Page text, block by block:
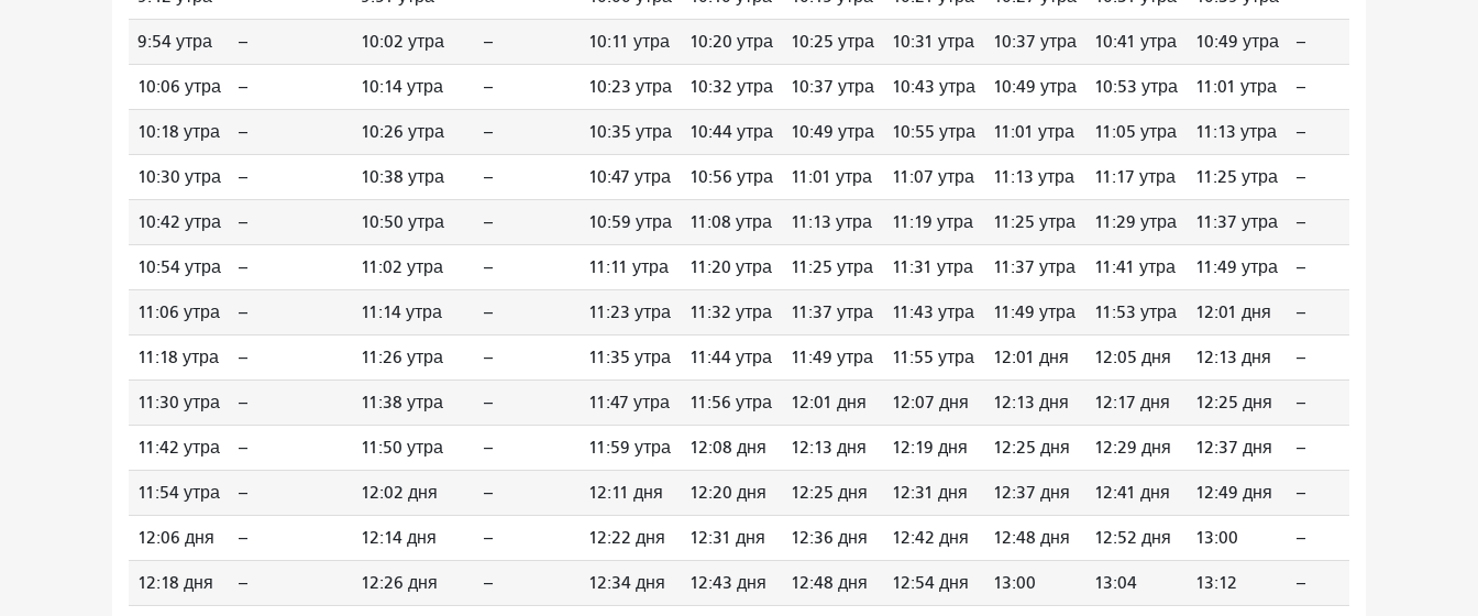
9:54 утра -- 10:02 утра -- 10:11 утра 10:20 утра 10:25 утра 10:31 утра 10:37 утра 10:41 утра 10:49 утра --
10:06 утра -- 10:14 утра -- 10:23 утра 10:32 утра 10:37 утра 10:43 утра 10:49 утра 10:53 утра 11:01 утра --
10:18 утра -- 10:26 утра -- 10:35 утра 10:44 утра 10:49 утра 10:55 утра 11:01 утра 11:05 утра 11:13 утра --
10:30 утра -- 10:38 утра -- 10:47 утра 10:56 утра 11:01 утра 11:07 утра 11:13 утра 11:17 утра 11:25 утра --
10:42 утра -- 10:50 утра -- 10:59 утра 11:08 утра 11:13 утра 11:19 утра 11:25 утра 11:29 утра 11:37 утра --
10:54 утра -- 11:02 утра -- 11:11 утра 11:20 утра 11:25 утра 11:31 утра 11:37 утра 11:41 утра 11:49 утра --
11:06 утра -- 11:14 утра -- 11:23 утра 11:32 утра 11:37 утра 11:43 утра 11:49 утра 11:53 утра 12:01 дня --
11:18 утра -- 11:26 утра -- 11:35 утра 11:44 утра 11:49 утра 11:55 утра 12:01 дня 12:05 дня 12:13 дня --
11:30 утра -- 11:38 утра -- 11:47 утра 11:56 утра 12:01 дня 12:07 дня 12:13 дня 12:17 дня 12:25 дня --
11:42 утра -- 11:50 утра -- 11:59 утра 12:08 дня 12:13 дня 12:19 дня 12:25 дня 12:29 дня 12:37 дня --
11:54 утра -- 12:02 дня -- 12:11 дня 12:20 дня 12:25 дня 12:31 дня 12:37 дня 12:41 дня 12:49 дня --
12:06 дня -- 12:14 дня -- 12:22 дня 12:31 дня 12:36 дня 12:42 дня 12:48 дня 12:52 дня 13:00 --
12:18 дня -- 12:26 дня -- 12:34 дня 12:43 дня 12:48 дня 12:54 дня 13:00 13:04 13:12 --